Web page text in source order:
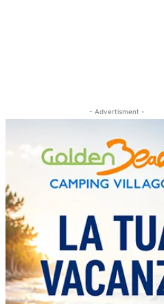
- Advertisment -